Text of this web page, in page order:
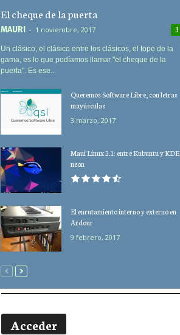
El cheque de la puerta
MAURI - 1 noviembre, 2017 3
Un clásico, el clásico entre los clásicos, el tope de la
gama, es lo que podíamos llamar "el cheque de la
puerta". Es ese...
Queremos Software Libre, con letras
mayúsculas
3 marzo, 2017
Maui Linux 2.1: entre Kubuntu y KDE
neon
El enrutamiento interno y externo en
Ardour
9 febrero, 2017
Acceder